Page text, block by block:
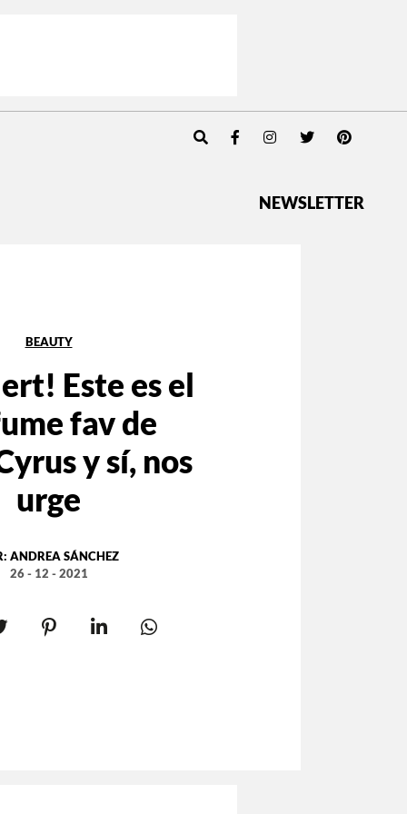
NEWSLETTER
BEAUTY
Este es el
fav de
y sí, nos
urge
ANDREA SÁNCHEZ
26 - 12 - 2021